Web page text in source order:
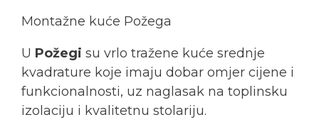
Montažne kuće Požega
U Požegi su vrlo tražene kuće srednje
kvadrature koje imaju dobar omjer cijene i
funkcionalnosti, uz naglasak na toplinsku
izolaciju i kvalitetnu stolariju.